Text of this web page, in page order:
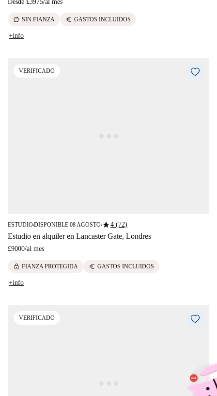
Desde £3975/al mes
savings SIN FIANZA euro GASTOS INCLUIDOS
+info
VERIFICADO
ESTUDIO■DISPONIBLE 08 AGOSTO■star4 (72)
Estudio en alquiler en Lancaster Gate, Londres
£9000/al mes
lock FIANZA PROTEGIDA euro GASTOS INCLUIDOS
+info
VERIFICADO